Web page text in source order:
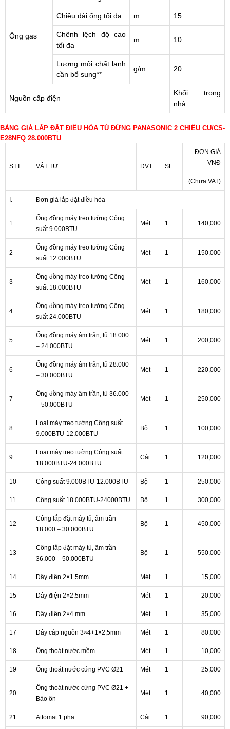
Ống gas
Chiều dài ống tối đa m 15
Chênh lệch độ cao
tối đa
m 10
Lượng môi chất lạnh
cần bổ sung**
g/m 20
Nguồn cấp điện
Khối trong
nhà
BẢNG GIÁ LẮP ĐẶT ĐIỀU HÒA TỦ ĐỨNG PANASONIC 2 CHIỀU CU/CS-
E28NFQ 28.000BTU
STT VẬT TƯ ĐVT SL
ĐƠN GIÁ
VNĐ
(Chưa VAT)
I. Đơn giá lắp đặt điều hòa
1
Ống đồng máy treo tường Công
suất 9.000BTU
Mét 1 140,000
2
Ống đồng máy treo tường Công
suất 12.000BTU
Mét 1 150,000
3
Ống đồng máy treo tường Công
suất 18.000BTU
Mét 1 160,000
4
Ống đồng máy treo tường Công
suất 24.000BTU
Mét 1 180,000
5
Ống đồng máy âm trần, tủ 18.000
– 24.000BTU
Mét 1 200,000
6
Ống đồng máy âm trần, tủ 28.000
– 30.000BTU
Mét 1 220,000
7
Ống đồng máy âm trần, tủ 36.000
– 50.000BTU
Mét 1 250,000
8
Loại máy treo tường Công suất
9.000BTU-12.000BTU
Bộ 1 100,000
9
Loại máy treo tường Công suất
18.000BTU-24.000BTU
Cái 1 120,000
10 Công suất 9.000BTU-12.000BTU Bộ 1 250,000
11 Công suất 18.000BTU-24000BTU Bộ 1 300,000
12
Công lắp đặt máy tủ, âm trần
18.000 – 30.000BTU
Bộ 1 450,000
13
Công lắp đặt máy tủ, âm trần
36.000 – 50.000BTU
Bộ 1 550,000
14 Dây điện 2×1.5mm Mét 1 15,000
15 Dây điện 2×2.5mm Mét 1 20,000
16 Dây điện 2×4 mm Mét 1 35,000
17 Dây cáp nguồn 3×4+1×2,5mm Mét 1 80,000
18 Ống thoát nước mềm Mét 1 10,000
19 Ống thoát nước cứng PVC Ø21 Mét 1 25,000
20
Ống thoát nước cứng PVC Ø21 +
Bảo ôn
Mét 1 40,000
21 Attomat 1 pha Cái 1 90,000